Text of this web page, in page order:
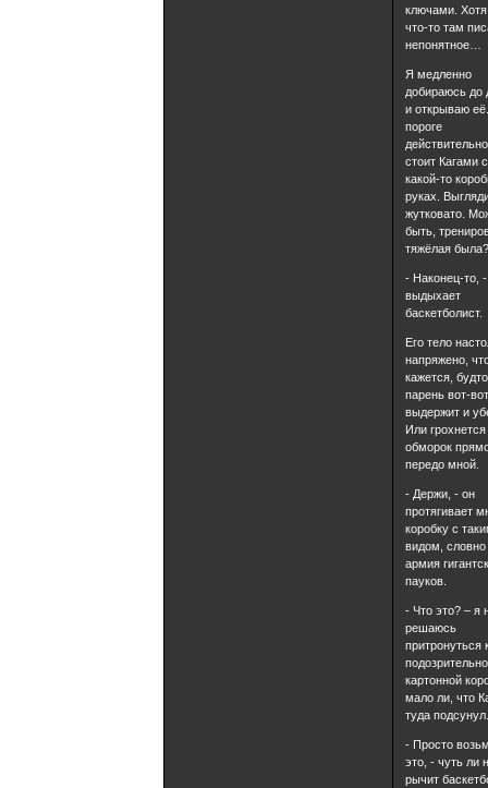
ключами.
что-то там
непонятное…
Я медленно
добираюсь до
и открываю
пороге
действительно
стоит Кагами с
какой-то
руках.
жутковато.
быть,
тяжёлая
- Наконец-то, -
выдыхает
баскетболист.
Его тело
напряжено,
кажется, будто
парень вот-
выдержит и
Или грохнется
обморок
передо мной.
- Держи, - он
протягивает
коробку с
видом,
армия
пауков.
- Что это? – я
решаюсь
притронуться
картонной
мало ли, что
туда
- Просто
это, - чуть ли
рычит